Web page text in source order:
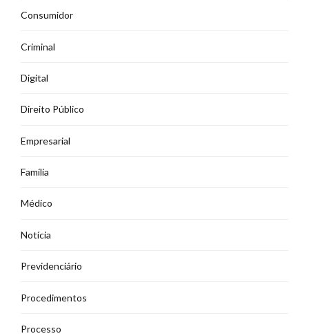
Consumidor
Criminal
Digital
Direito Público
Empresarial
Família
Médico
Notícia
Previdenciário
Procedimentos
Processo